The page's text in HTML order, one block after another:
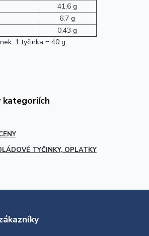
41,6 g
6,7 g
0,43 g
1 tyčinka = 40 g
kategoriích
TYČINKY, OPLATKY